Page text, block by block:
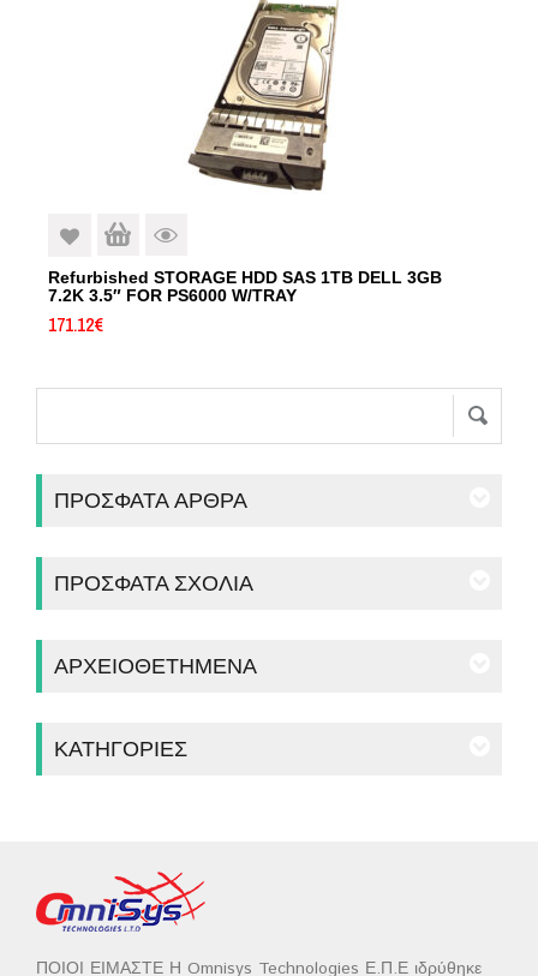
Refurbished STORAGE HDD SAS 1TB DELL 3GB
7.2K 3.5″ FOR PS6000 W/TRAY
171.12€
ΠΡΌΣΦΑΤΑ ΆΡΘΡΑ
ΠΡΌΣΦΑΤΑ ΣΧΌΛΙΑ
ΑΡΧΕΙΟΘΕΤΗΜΈΝΑ
ΚΑΤΗΓΟΡΊΕΣ
ΠΟΙΟΙ ΕΙΜΑΣΤΕ Η Omnisys Technologies Ε.Π.Ε ιδρύθηκε